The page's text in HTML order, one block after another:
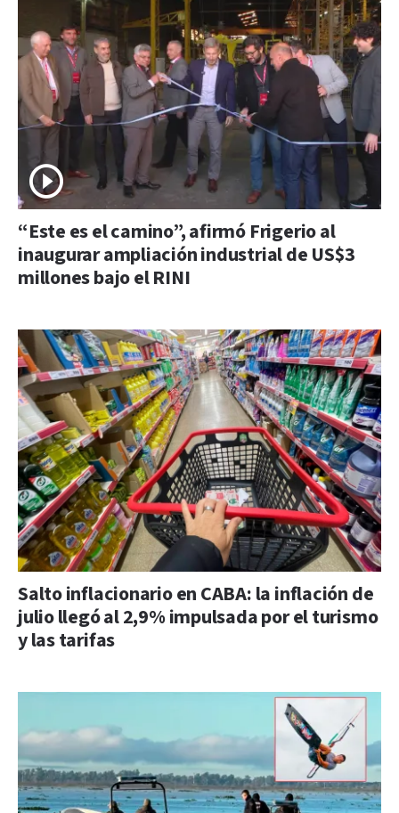
“Este es el camino”, afirmó Frigerio al
inaugurar ampliación industrial de US$3
millones bajo el RINI
Salto inflacionario en CABA: la inflación de
julio llegó al 2,9% impulsada por el turismo
y las tarifas